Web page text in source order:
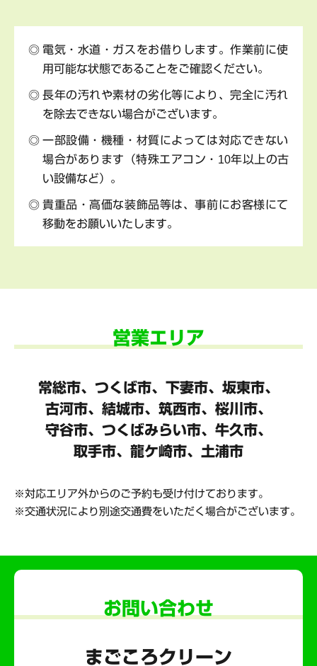
電気・水道・ガスをお借りします。作業前に使
用可能な状態であることをご確認ください。
長年の汚れや素材の劣化等により、完全に汚れ
を除去できない場合がございます。
一部設備・機種・材質によっては対応できない
場合があります（特殊エアコン・10年以上の古
い設備など）。
貴重品・高価な装飾品等は、事前にお客様にて
移動をお願いいたします。
営業エリア
常総市、つくば市、下妻市、坂東市、
古河市、結城市、筑西市、桜川市、
守谷市、 つくばみらい市、牛久市、
取手市、龍ケ崎市、土浦市
対応エリア外からのご予約も受け付けております。
交通状況により別途交通費をいただく場合がございます。
お問い合わせ
まごころクリーン